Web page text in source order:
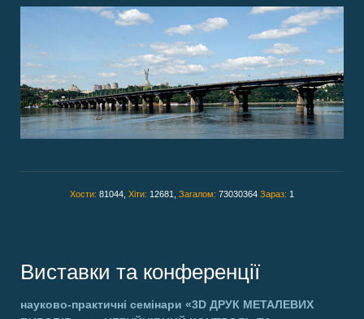
Хости: 81044, Хіти: 12681, Загалом: 73030364 Зараз: 1
Виставки та конференції
науково-практичні семінари «3D ДРУК МЕТАЛЕВИХ